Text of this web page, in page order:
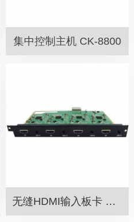
集中控制主机 CK-8800
无缝HDMI输入板卡 VM-HD-4IN